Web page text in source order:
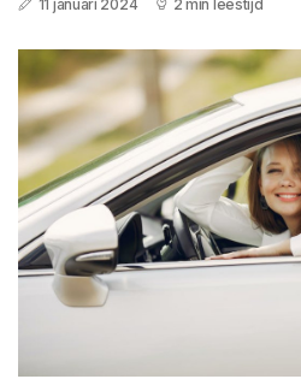
11 januari 2024 2 min leestijd